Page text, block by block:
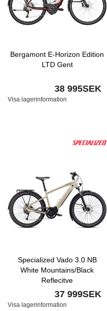
Bergamont E-Horizon Edition
LTD Gent
38 995SEK
Visa lagerinformation
Specialized Vado 3.0 NB
White Mountains/Black
Reflecitve
37 999SEK
Visa lagerinformation